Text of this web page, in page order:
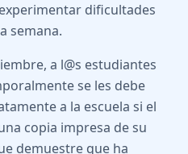
dificultades
semana.
a l@s estudiantes
se les debe
a la escuela si el
copia impresa de su
demuestre que ha